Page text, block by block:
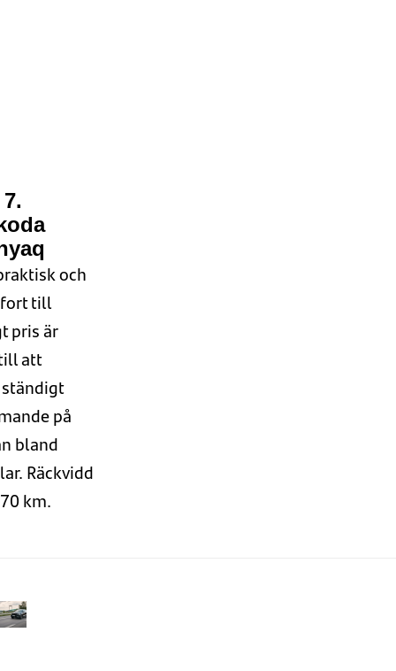
7.
och
till
prisär
att
på
bland
Räckvidd
km.